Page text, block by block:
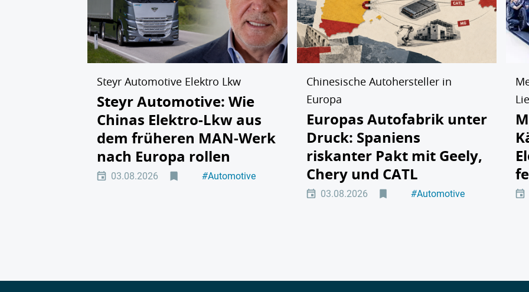
Steyr Automotive Elektro Lkw
Steyr Automotive: Wie
Chinas Elektro-Lkw aus
dem früheren MAN-Werk
nach Europa rollen
03.08.2026 #Automotive
Chinesische Autohersteller in
Europa
Europas Autofabrik unter
Druck: Spaniens
riskanter Pakt mit Geely,
Chery und CATL
03.08.2026 #Automotive